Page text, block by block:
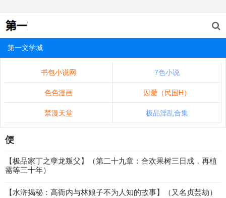
第一文学城
书包小说网 7色小说
色色漫画 囚爱（民国H）
禁漫天堂 极品淫乱合集
便
【极品家丁之孽龙叛父】（第二十九章：合欢果树三日成，再植
需等三十年）
【水浒揭秘：高衙内与林娘子不为人知的故事】（又名贞芸劫）